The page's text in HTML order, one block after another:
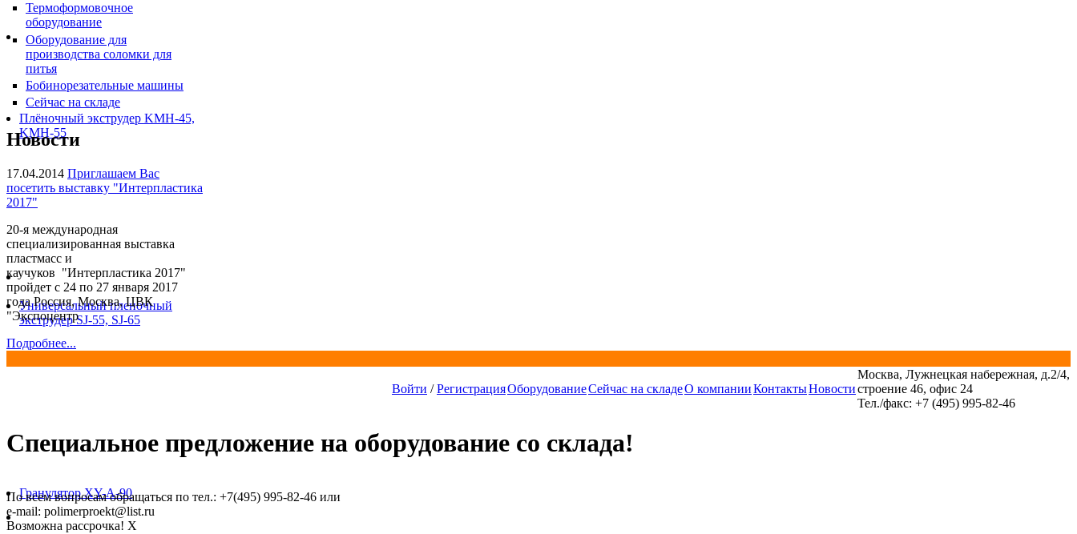
Плёночный экструдер KMH-45,
KMH-55
Универсальный пленочный
экструдер SJ-55, SJ-65
Гранулятор XY-A-90
Термоформовочное
оборудование
Оборудование для
производства соломки для
питья
Бобинорезательные машины
Сейчас на складе
Новости
17.04.2014 Приглашаем Вас
посетить выставку "Интерпластика
2017"
20-я международная
специализированная выставка
пластмасс и
каучуков "Интерпластика 2017"
пройдет с 24 по 27 января 2017
года Россия, Москва, ЦВК
"Экспоцентр
Подробнее...
Войти /РегистрацияОборудованиеСейчас на складеО компанииКонтактыНовости
Москва, Лужнецкая набережная, д.2/4,
строение 46, офис 24
Тел./факс: +7 (495) 995-82-46
Специальное предложение на оборудование со склада!
По всем вопросам обращаться по тел.: +7(495) 995-82-46 или
e-mail: polimerproekt@list.ru
Возможна рассрочка! X